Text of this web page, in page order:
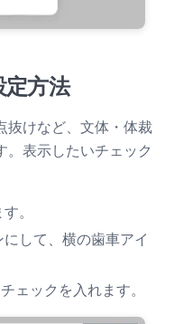
定方法
抜けなど、文体・体裁
。表示したいチェック
。
して、横の歯車アイ
ェックを入れます。